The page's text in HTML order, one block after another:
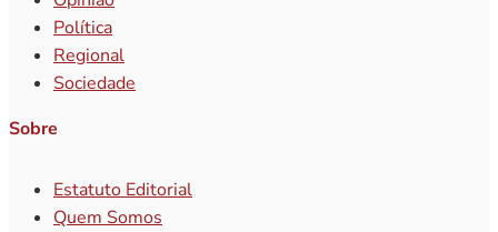
Política
Regional
Sociedade
Sobre
Estatuto Editorial
Quem Somos